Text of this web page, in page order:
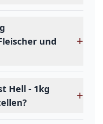
und
+
Hell - 1kg
+